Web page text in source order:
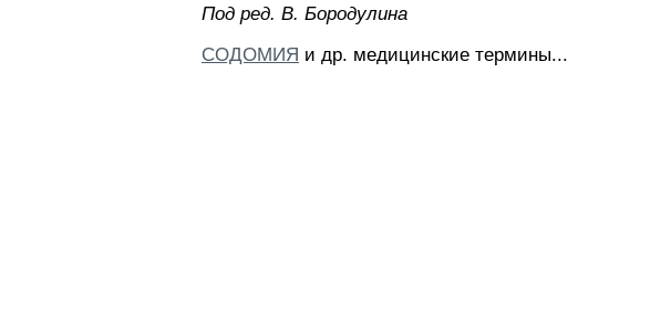
Пoд peд. B. Бopoдyлинa
СОДОМИЯ и др. медицинские термины...